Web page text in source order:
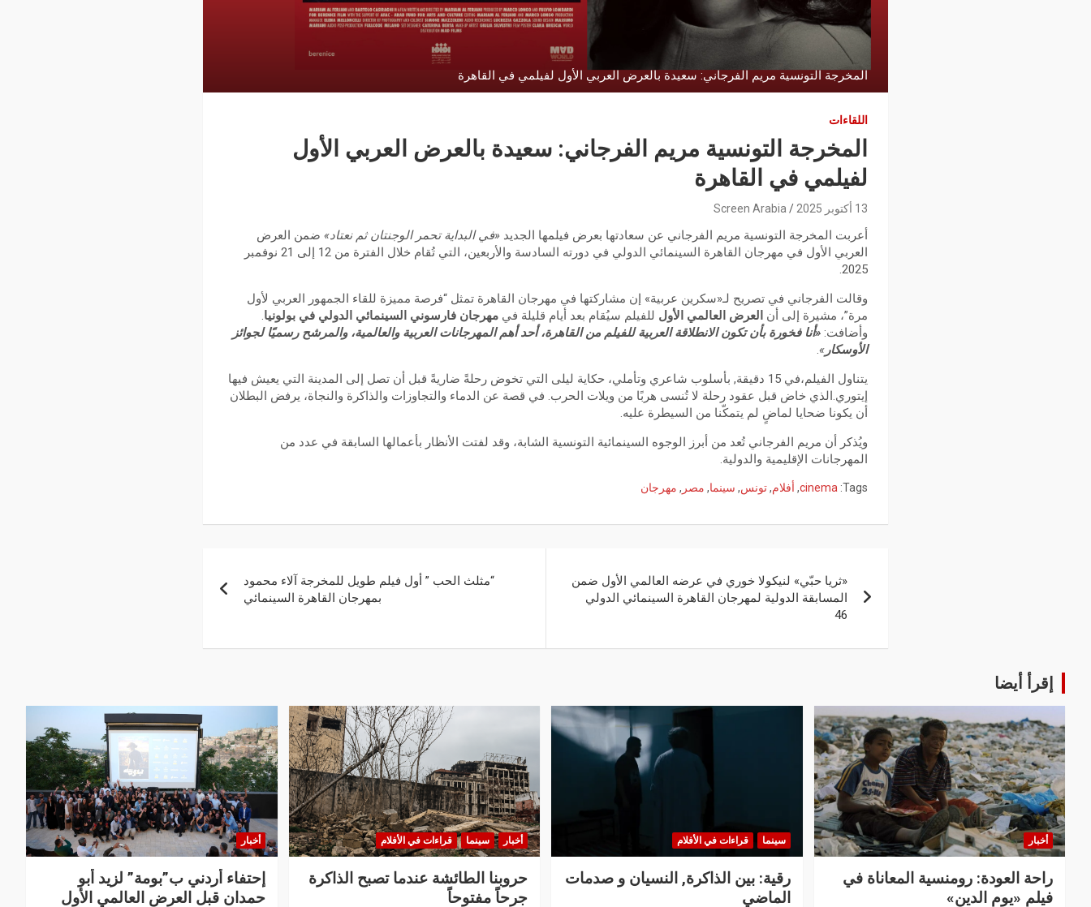
المخرجة التونسية مريم الفرجاني: سعيدة بالعرض العربي الأول لفيلمي في القاهرة
اللقاءات
المخرجة التونسية مريم الفرجاني: سعيدة بالعرض العربي الأول
لفيلمي في القاهرة
13 أكتوبر 2025 Screen Arabia
أعربت المخرجة التونسية مريم الفرجاني عن سعادتها بعرض فيلمها الجديد «في البداية تحمر الوجنتان ثم نعتاد» ضمن العرض
العربي الأول في مهرجان القاهرة السينمائي الدولي في دورته السادسة والأربعين، التي تُقام خلال الفترة من 12 إلى 21 نوفمبر
2025.
وقالت الفرجاني في تصريح لـ«سكرين عربية» إن مشاركتها في مهرجان القاهرة تمثل “فرصة مميزة للقاء الجمهور العربي لأول
مرة”، مشيرة إلى أن العرض العالمي الأول للفيلم سيُقام بعد أيام قليلة فيمهرجان فارسوني السينمائي الدولي في بولونيا.
وأضافت: «أنا فخورة بأن تكون الانطلاقة العربية للفيلم من القاهرة، أحد أهم المهرجانات العربية والعالمية، والمرشح رسميًا لجوائز
الأوسكار»
.
يتناول الفيلم،في 15 دقيقة, بأسلوب شاعري وتأملي، حكاية ليلى التي تخوض رحلةً ضاريةً قبل أن تصل إلى المدينة التي يعيش فيها
إيتوري.الذي خاض قبل عقود رحلة لا تُنسى هربًا من ويلات الحرب. في قصة عن الدماء والتجاوزات والذاكرة والنجاة، يرفض البطلان
أن يكونا ضحايا لماضٍ لم يتمكّنا من السيطرة عليه.
ويُذكر أن مريم الفرجاني تُعد من أبرز الوجوه السينمائية التونسية الشابة، وقد لفتت الأنظار بأعمالها السابقة في عدد من
المهرجانات الإقليمية والدولية.
Tags:
cinema
, أفلام,تونس, سينما, مصر , مهرجان
«ثريا حبّي» لنيكولا خوري في عرضه العالمي الأول ضمن
المسابقة الدولية لمهرجان القاهرة السينمائي الدولي
46
“مثلث الحب ” أول فيلم طويل للمخرجة آلاء محمود
بمهرجان القاهرة السينمائي
إقرأ أيضا
أخبار
راحة العودة: رومنسية المعاناة في
فيلم «يوم الدين»
سينما قراءات في الأفلام
رقية: بين الذاكرة, النسيان و صدمات
الماضي
أخبار سينما قراءات في الأفلام
حروبنا الطائشة عندما تصبح الذاكرة
جرحاً مفتوحاً
أخبار
إحتفاء أردني ب”بومة” لزيد أبو
حمدان قبل العرض العالمي الأول